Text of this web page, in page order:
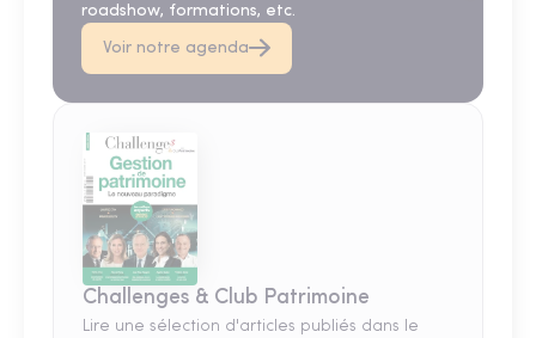
roadshow, formations, etc.
Voir notre agenda
Challenges & Club Patrimoine
Lire une sélection d'articles publiés dans le